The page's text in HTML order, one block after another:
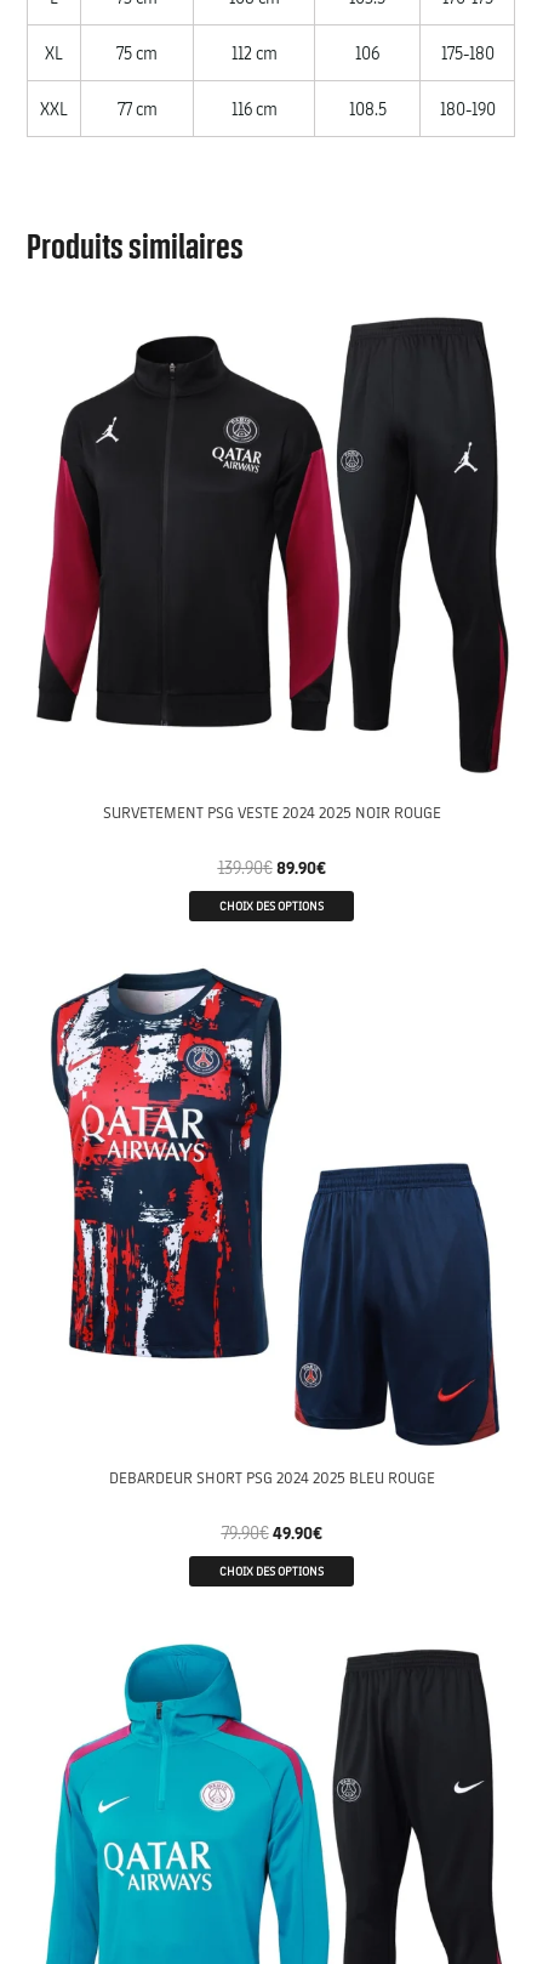
XL 75 cm 112 cm 106 175-180
XXL 77 cm 116 cm 108.5 180-190
Produits similaires
SURVETEMENT PSG VESTE 2024 2025 NOIR ROUGE
139.90€ 89.90€
CHOIX DES OPTIONS
DEBARDEUR SHORT PSG 2024 2025 BLEU ROUGE
79.90€ 49.90€
CHOIX DES OPTIONS